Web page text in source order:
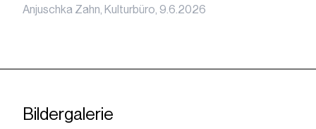
Anjuschka Zahn, Kulturbüro, 9.6.2026
Bildergalerie